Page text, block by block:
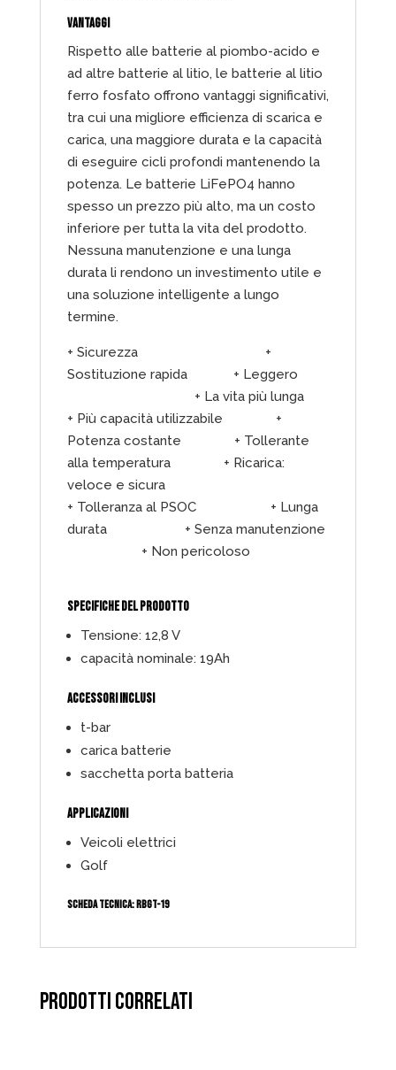
VANTAGGI
Rispetto alle batterie al piombo-acido e
ad altre batterie al litio, le batterie al litio
ferro fosfato offrono vantaggi significativi,
tra cui una migliore efficienza di scarica e
carica, una maggiore durata e la capacità
di eseguire cicli profondi mantenendo la
potenza. Le batterie LiFePO4 hanno
spesso un prezzo più alto, ma un costo
inferiore per tutta la vita del prodotto.
Nessuna manutenzione e una lunga
durata li rendono un investimento utile e
una soluzione intelligente a lungo
termine.
+ Sicurezza +
Sostituzione rapida + Leggero
+ La vita più lunga
+ Più capacità utilizzabile +
Potenza costante + Tollerante
alla temperatura + Ricarica:
veloce e sicura
+ Tolleranza al PSOC + Lunga
durata + Senza manutenzione
+ Non pericoloso
SPECIFICHE DEL PRODOTTO
Tensione: 12,8 V
capacità nominale: 19Ah
ACCESSORI INCLUSI
t-bar
carica batterie
sacchetta porta batteria
APPLICAZIONI
Veicoli elettrici
Golf
SCHEDA TECNICA:RBGT-19
PRODOTTI CORRELATI